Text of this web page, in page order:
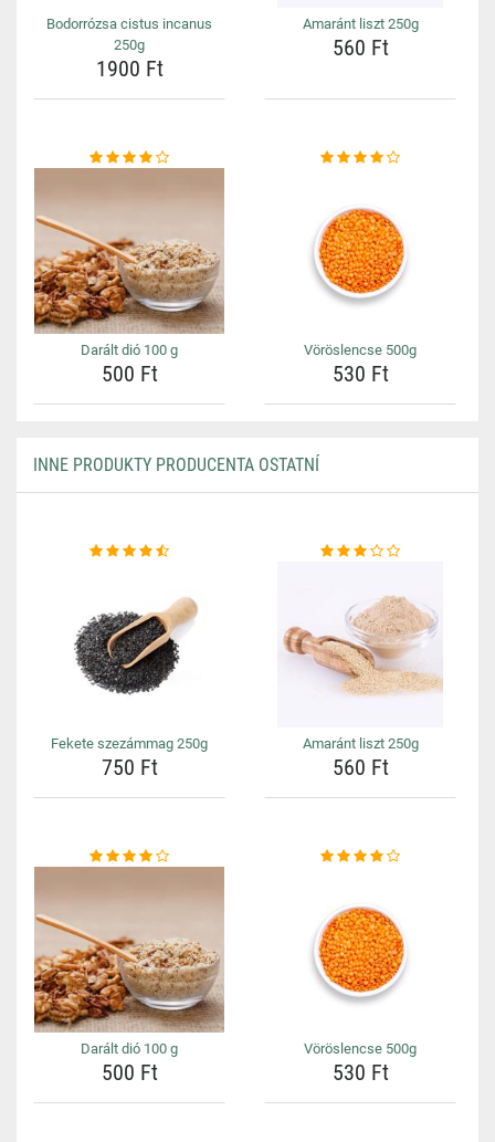
Bodorrózsa cistus incanus
250g
1900 Ft
Amaránt liszt 250g
560 Ft
Darált dió 100 g
500 Ft
Vöröslencse 500g
530 Ft
INNE PRODUKTY PRODUCENTA OSTATNÍ
Fekete szezámmag 250g
750 Ft
Amaránt liszt 250g
560 Ft
Darált dió 100 g
500 Ft
Vöröslencse 500g
530 Ft